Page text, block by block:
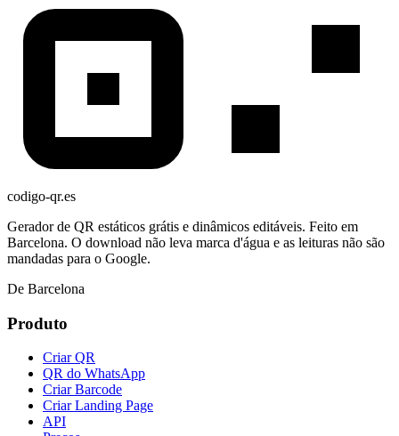
codigo-qr.es
Gerador de QR estáticos grátis e dinâmicos editáveis. Feito em
Barcelona. O download não leva marca d'água e as leituras não são
mandadas para o Google.
De Barcelona
Produto
Criar QR
QR do WhatsApp
Criar Barcode
Criar Landing Page
API